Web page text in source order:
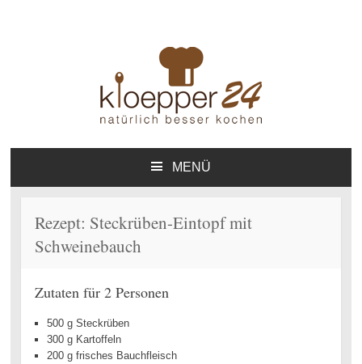
Kloepper24.de – Natürlich
besser kochen – Das Online-
Kochbuch – Private
Homepage
Online-Kochbuch
MENÜ
Rezept: Steckrüben-Eintopf mit
Schweinebauch
Zutaten für 2 Personen
500 g Steckrüben
300 g Kartoffeln
200 g frisches Bauchfleisch